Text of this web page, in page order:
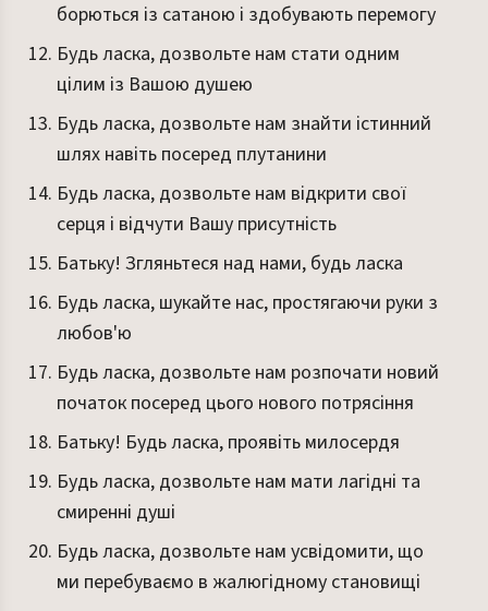
борються із сатаною і здобувають перемогу
Будь ласка, дозвольте нам стати одним
цілим із Вашою душею
Будь ласка, дозвольте нам знайти істинний
шлях навіть посеред плутанини
Будь ласка, дозвольте нам відкрити свої
серця і відчути Вашу присутність
Батьку! Згляньтеся над нами, будь ласка
Будь ласка, шукайте нас, простягаючи руки з
любов'ю
Будь ласка, дозвольте нам розпочати новий
початок посеред цього нового потрясіння
Батьку! Будь ласка, проявіть милосердя
Будь ласка, дозвольте нам мати лагідні та
смиренні душі
Будь ласка, дозвольте нам усвідомити, що
ми перебуваємо в жалюгідному становищі